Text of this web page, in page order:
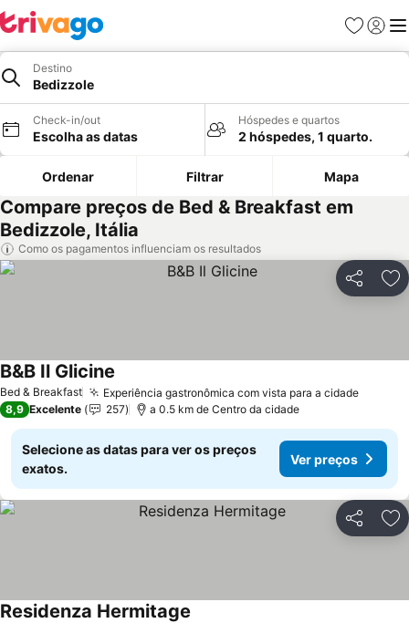
Favoritos
Iniciar
Destino
Bedizzole
Check-in/out
Escolha as datas
Hóspedes e quartos
2 hóspedes, 1 quarto.
Ordenar Filtrar Mapa
Compare preços de Bed & Breakfast em
Bedizzole, Itália
Como os pagamentos influenciam os resultados
Partilhar
Bed & Breakfast Experiência gastronômica com vista para a cidadeVer
B&B Il Glicine
8,9 Excelente 257 a 0.5 km de Centro da cidade
Selecione as datas para ver os preços
exatos.
Ver preços
Partilhar
Residenza Hermitage